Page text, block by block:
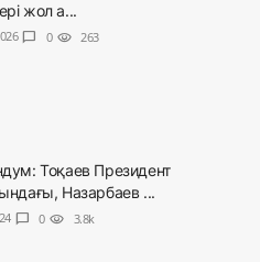
жол а...
chat_bubble 0 visibility 263
Тоқаев Президент
Назарбаев ...
chat_bubble 0 visibility 3.8k